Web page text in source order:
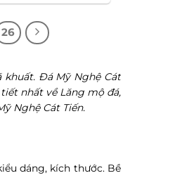
26
Đá Mỹ Nghệ Cát
nhất về Lăng mộ đá,
Nghệ Cát Tiến.
dáng, kích thước. Bề